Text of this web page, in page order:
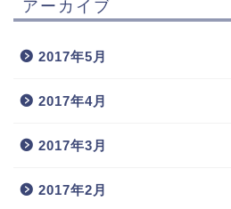
アーカイブ
2017年5月
2017年4月
2017年3月
2017年2月